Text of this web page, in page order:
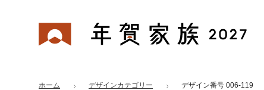
年賀家族 2027
ホーム デザインカテゴリー デザイン番号 006-119